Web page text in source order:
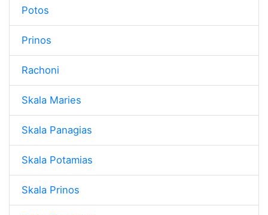
Potos
Prinos
Rachoni
Skala Maries
Skala Panagias
Skala Potamias
Skala Prinos